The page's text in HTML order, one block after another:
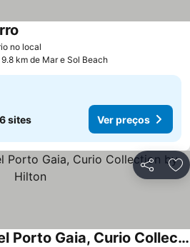
no local
9.8 km de Mar e Sol Beach
sites Ver preços
Partilhar
Boeira Garden Hotel Porto Gaia, Curio Collection by Hilton